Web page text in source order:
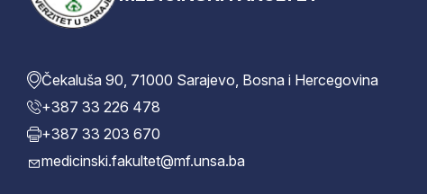
Čekaluša 90, 71000 Sarajevo, Bosna i Hercegovina
+387 33 226 478
+387 33 203 670
medicinski.fakultet@mf.unsa.ba